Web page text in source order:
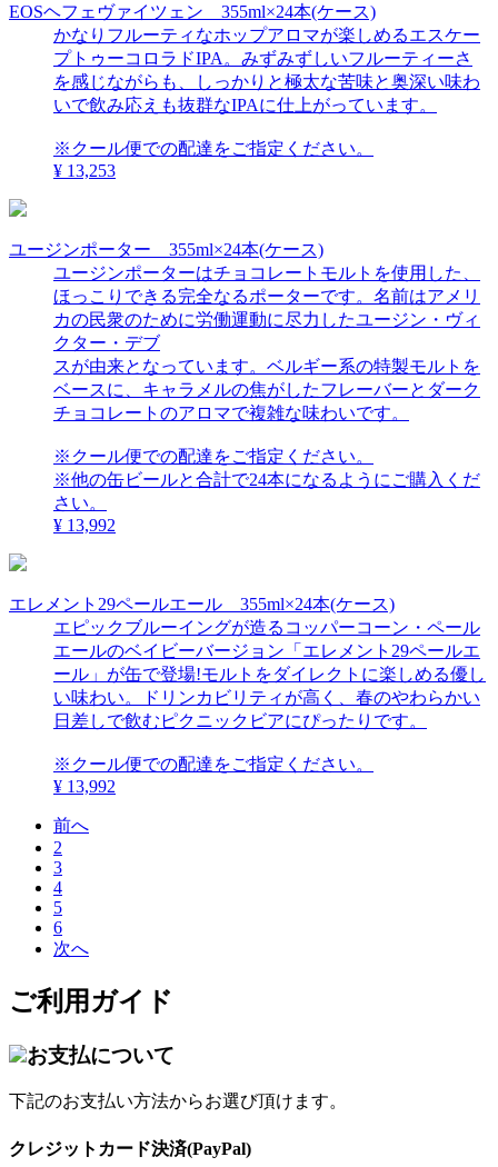
EOSヘフェヴァイツェン 355ml×24本(ケース)
かなりフルーティなホップアロマが楽しめるエスケー
プトゥーコロラドIPA。みずみずしいフルーティーさ
を感じながらも、しっかりと極太な苦味と奥深い味わ
いで飲み応えも抜群なIPAに仕上がっています。
※クール便での配達をご指定ください。
¥ 13,253
ユージンポーター 355ml×24本(ケース)
ユージンポーターはチョコレートモルトを使用した、
ほっこりできる完全なるポーターです。名前はアメリ
カの民衆のために労働運動に尽力したユージン・ヴィ
クター・デブ
スが由来となっています。ベルギー系の特製モルトを
ベースに、キャラメルの焦がしたフレーバーとダーク
チョコレートのアロマで複雑な味わいです。
※クール便での配達をご指定ください。
※他の缶ビールと合計で24本になるようにご購入くだ
さい。
¥ 13,992
エレメント29ペールエール 355ml×24本(ケース)
エピックブルーイングが造るコッパーコーン・ペール
エールのベイビーバージョン「エレメント29ペールエ
ール」が缶で登場!モルトをダイレクトに楽しめる優し
い味わい。ドリンカビリティが高く、春のやわらかい
日差しで飲むピクニックビアにぴったりです。
※クール便での配達をご指定ください。
¥ 13,992
前へ
2
3
4
5
6
次へ
ご利用ガイド
お支払について
下記のお支払い方法からお選び頂けます。
クレジットカード決済(PayPal)